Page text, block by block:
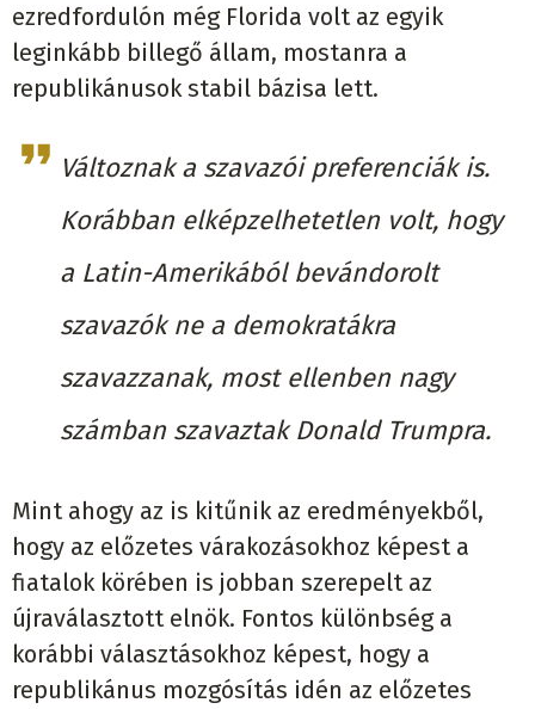
ezredfordulón még Florida volt az egyik
leginkább billegő állam, mostanra a
republikánusok stabil bázisa lett.
Változnak a szavazói preferenciák is.
Korábban elképzelhetetlen volt, hogy
a Latin-Amerikából bevándorolt
szavazók ne a demokratákra
szavazzanak, most ellenben nagy
számban szavaztak Donald Trumpra.
Mint ahogy az is kitűnik az eredményekből,
hogy az előzetes várakozásokhoz képest a
fiatalok körében is jobban szerepelt az
újraválasztott elnök. Fontos különbség a
korábbi választásokhoz képest, hogy a
republikánus mozgósítás idén az előzetes